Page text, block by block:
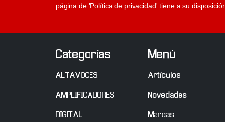
página de 'Política de privacidad' tiene a su
Categorías
ALTAVOCES
AMPLIFICADORES
DIGITAL
Menú
Artículos
Novedades
Marcas